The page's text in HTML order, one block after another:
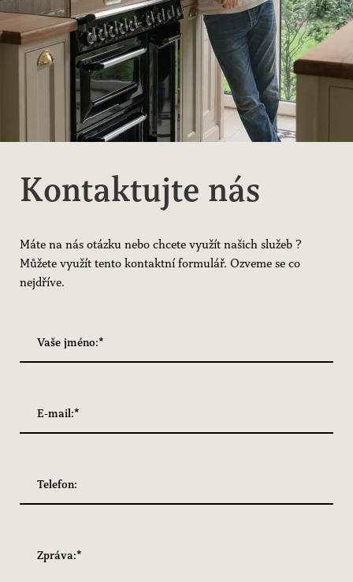
Kontaktujte nás
Máte na nás otázku nebo chcete využít našich služeb ?
Můžete využít tento kontaktní formulář. Ozveme se co
nejdříve.